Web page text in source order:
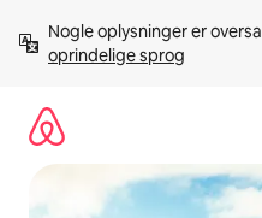
videre
Nogle oplysninger er
oprindelige sprog